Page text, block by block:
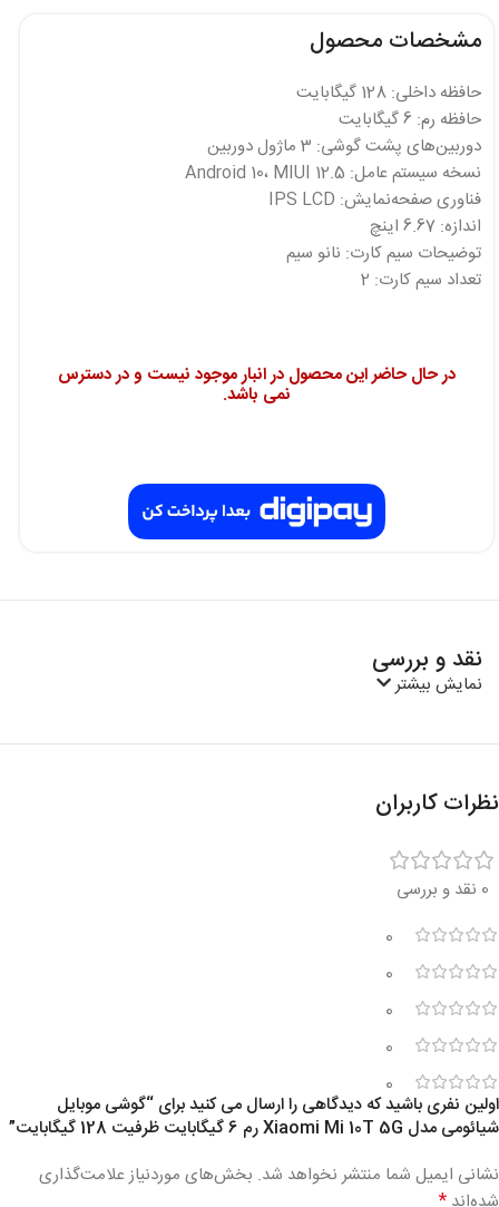
مشخصات محصول
حافظه داخلی: 128 گیگابایت
حافظه رم: 6 گیگابایت
دوربین‌های پشت گوشی: 3 ماژول دوربین
نسخه سیستم عامل: Android 10، MIUI 12.5
فناوری صفحه‌نمایش: IPS LCD
اندازه: 6.67 اینچ
توضیحات سیم کارت: نانو سیم
تعداد سیم کارت: 2
در حال حاضر این محصول در انبار موجود نیست و در دسترس
نمی باشد.
نقد و بررسی
نمایش بیشتر
نظرات کاربران
0 نقد و بررسی
0
0
0
0
0
اولین نفری باشید که دیدگاهی را ارسال می کنید برای “گوشی موبایل
شیائومی مدل Xiaomi Mi 10T 5G رم 6 گیگابایت ظرفیت 128 گیگابایت”
نشانی ایمیل شما منتشر نخواهد شد. بخش‌های موردنیاز علامت‌گذاری